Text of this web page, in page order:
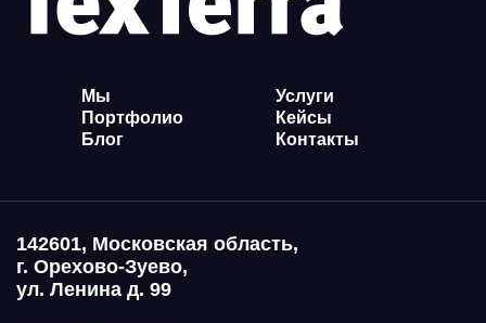
Мы
Услуги
Портфолио
Кейсы
Блог
Контакты
142601, Московская область,
г. Орехово-Зуево,
ул. Ленина д. 99